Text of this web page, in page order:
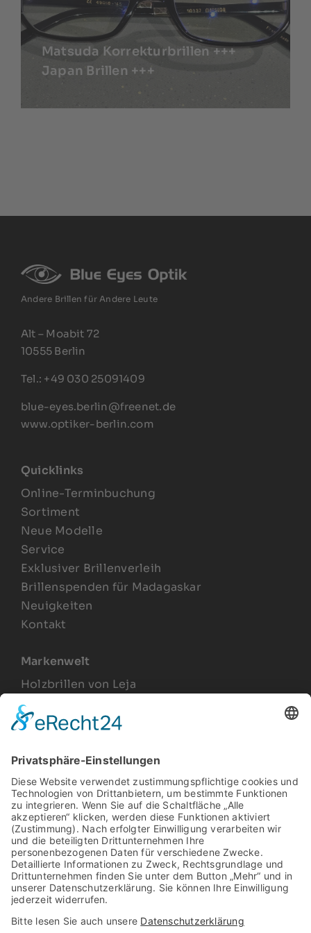
Matsuda Korrekturbrillen +++
Japan Brillen +++
Andere Brillen für Andere Leute
Alt – Moabit 72
10555 Berlin
Tel.: +49 030 25091409
blue-eyes.berlin@freenet.de
www.optiker-berlin.com
Quicklinks
Online-Terminbuchung
Sortiment
Neue Modelle
Service
Exklusiver Brillenverleih
Brillenspenden für Madagaskar
Neuigkeiten
Kontakt
Markenwelt
Holzbrillen von Leja
Joel Lesca
Arbeitsplatzbrillen
Relax Gläser
Gleitsichtbrillen
Sonnenbrillen
Vintage Brillengestelle
Rechtliches
Impressum
Datenschutz